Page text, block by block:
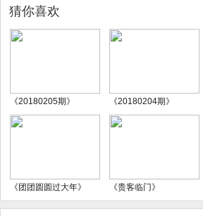
猜你喜欢
《20180205期》 《20180204期》
《团团圆圆过大年》 《贵客临门》